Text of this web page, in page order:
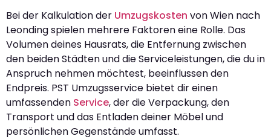
Bei der Kalkulation der Umzugskosten von Wien nach
Leonding spielen mehrere Faktoren eine Rolle. Das
Volumen deines Hausrats, die Entfernung zwischen
den beiden Städten und die Serviceleistungen, die du in
Anspruch nehmen möchtest, beeinflussen den
Endpreis. PST Umzugsservice bietet dir einen
umfassenden Service, der die Verpackung, den
Transport und das Entladen deiner Möbel und
persönlichen Gegenstände umfasst.